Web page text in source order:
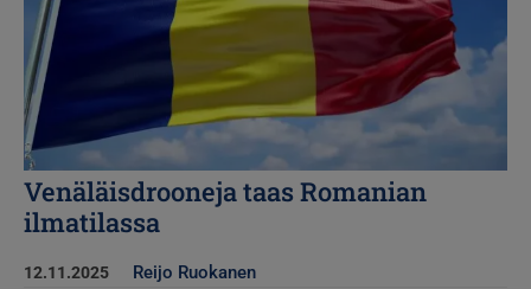
Venäläisdrooneja taas Romanian
ilmatilassa
12.11.2025 Reijo Ruokanen